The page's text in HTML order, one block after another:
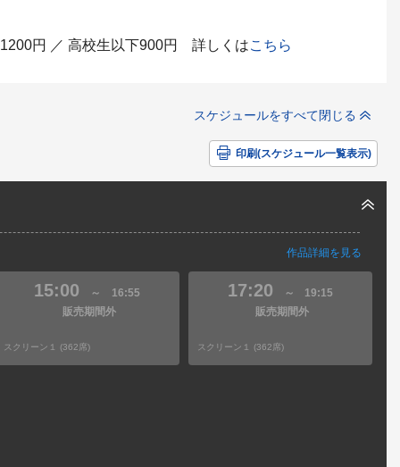
円 ／ 高校生以下900円 詳しくはこちら
スケジュールをすべて閉じる
印刷(スケジュール一覧表示)
作品詳細を見る
15:00 ～
16:55
販売期間外
スクリーン１ (362席)
17:20 ～
19:15
販売期間外
スクリーン１ (362席)